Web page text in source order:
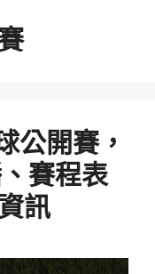
公開賽，
賽程表
訊